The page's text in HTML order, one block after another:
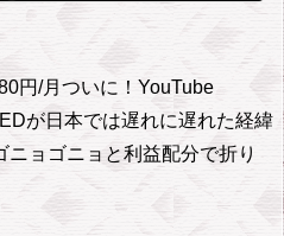
円/月 ついに！YouTube
が日本では遅れに遅れた経緯
ニョゴニョと利益配分で折り